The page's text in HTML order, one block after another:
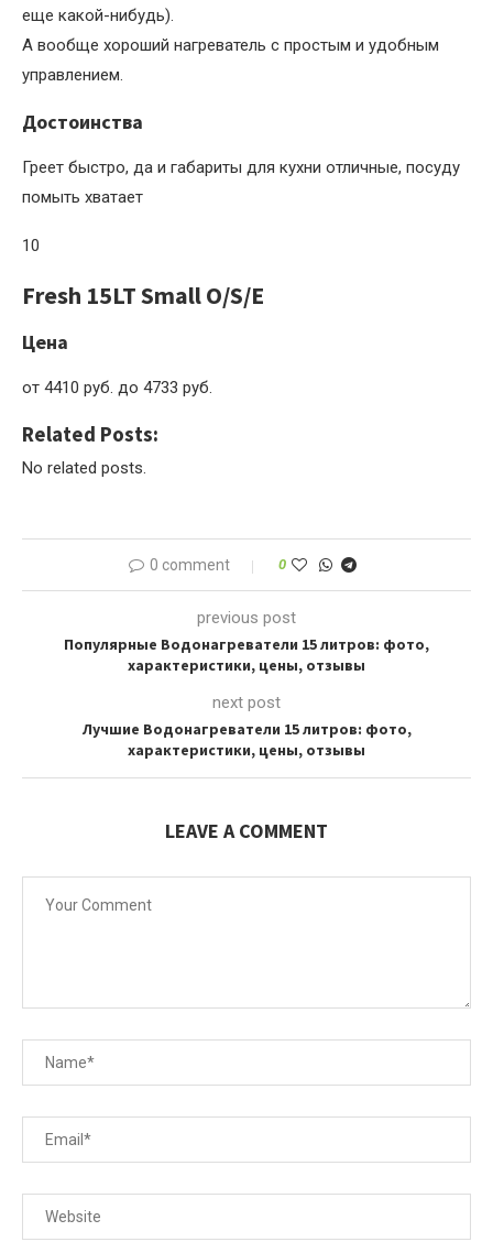
еще какой-нибудь).
А вообще хороший нагреватель с простым и удобным
управлением.
Достоинства
Греет быстро, да и габариты для кухни отличные, посуду
помыть хватает
10
Fresh 15LT Small O/S/E
Цена
от 4410 руб. до 4733 руб.
Related Posts:
No related posts.
0 comment 0
previous post
Популярные Водонагреватели 15 литров: фото,
характеристики, цены, отзывы
next post
Лучшие Водонагреватели 15 литров: фото,
характеристики, цены, отзывы
LEAVE A COMMENT